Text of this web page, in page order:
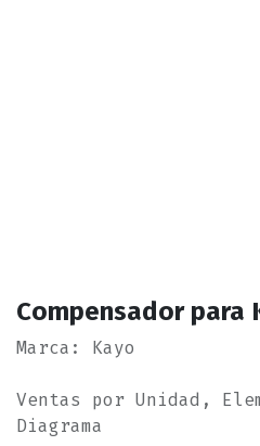
Compensador para
Marca: Kayo
Ventas por Unidad,
Diagrama